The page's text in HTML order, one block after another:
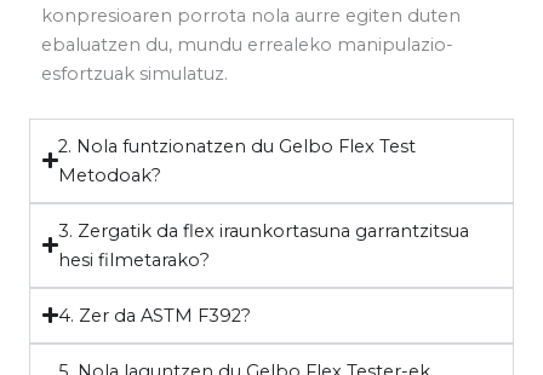
konpresioaren porrota nola aurre egiten duten
ebaluatzen du, mundu errealeko manipulazio-
esfortzuak simulatuz.
2. Nola funtzionatzen du Gelbo Flex Test
Metodoak?
3. Zergatik da flex iraunkortasuna garrantzitsua
hesi filmetarako?
4. Zer da ASTM F392?